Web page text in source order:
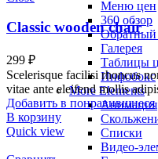
Меню цен
360 обзор
Обратный
Галерея
Таблицы
Инфобокс
More Elements
Анимация
Списки
Видео-
Classic wooden chair
299 ₽
Scelerisque facilisi rhoncus
vitae ante eleifend mollis
Добавить в понравившиеся
В корзину
Quick view